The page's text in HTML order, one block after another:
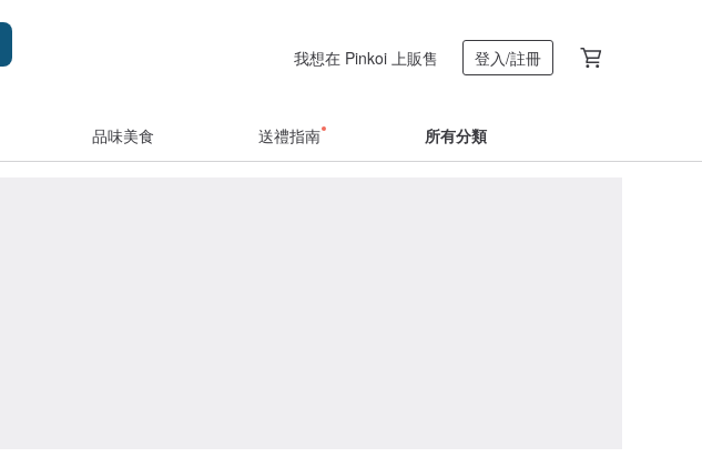
我想在 Pinkoi 上販售 登入/註冊
品味美食 送禮指南 所有分類